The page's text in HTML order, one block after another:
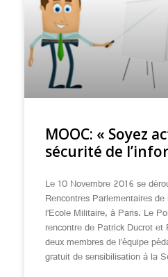
MOOC: « Soyez
sécurité de
Le 10 Novembre 2016 se
Rencontres Parlementaires
l’Ecole Militaire, à Paris. Le
rencontre de Patrick Ducrot
deux membres de l’équipe
gratuit de sensibilisation à la